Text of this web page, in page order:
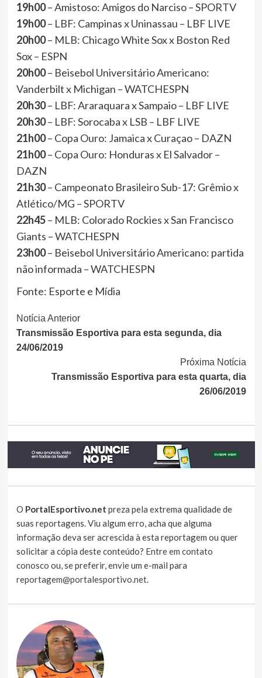
19h00– Amistoso: Amigos do Narciso – SPORTV
19h00– LBF: Campinas x Uninassau – LBF LIVE
20h00– MLB: Chicago White Sox x Boston Red
Sox – ESPN
20h00– Beisebol Universitário Americano:
Vanderbilt x Michigan – WATCHESPN
20h30– LBF: Araraquara x Sampaio – LBF LIVE
20h30– LBF: Sorocaba x LSB – LBF LIVE
21h00– Copa Ouro: Jamaica x Curaçao – DAZN
21h00– Copa Ouro: Honduras x El Salvador –
DAZN
21h30– Campeonato Brasileiro Sub-17: Grêmio x
Atlético/MG – SPORTV
22h45– MLB: Colorado Rockies x San Francisco
Giants – WATCHESPN
23h00– Beisebol Universitário Americano: partida
não informada – WATCHESPN
Fonte: Esporte e Mídia
Continue
Lendo
Notícia Anterior
Transmissão Esportiva para esta segunda, dia
24/06/2019
Próxima Notícia
Transmissão Esportiva para esta quarta, dia
26/06/2019
O PortalEsportivo.net preza pela extrema qualidade de
suas reportagens. Viu algum erro, acha que alguma
informação deva ser acrescida à esta reportagem ou quer
solicitar a cópia deste conteúdo? Entre em contato
conosco ou, se preferir, envie um e-mail para
reportagem@portalesportivo.net.